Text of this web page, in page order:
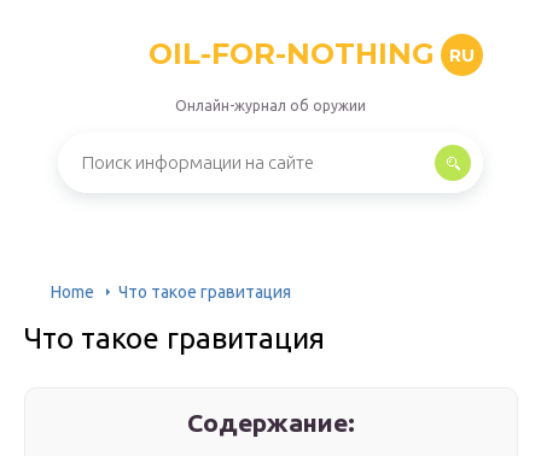
OIL-FOR-NOTHING RU
Онлайн-журнал об оружии
Home Что такое гравитация
Что такое гравитация
Содержание: